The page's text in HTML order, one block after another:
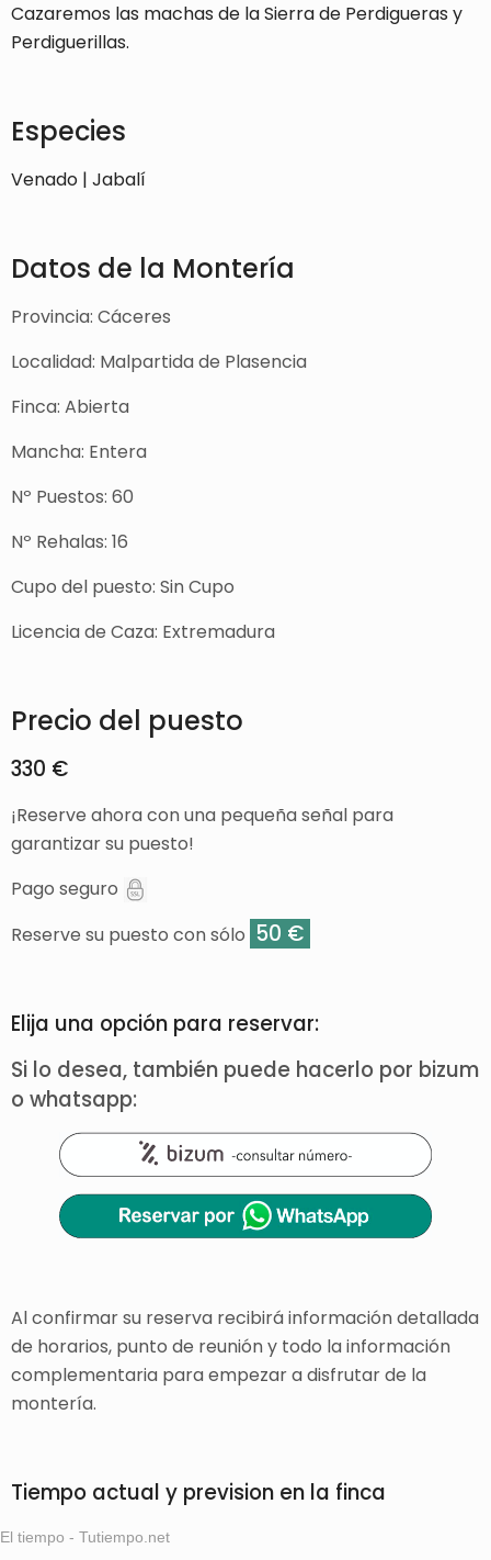
Cazaremos las machas de la Sierra de Perdigueras y
Perdiguerillas.
Especies
Venado | Jabalí
Datos de la Montería
Provincia: Cáceres
Localidad: Malpartida de Plasencia
Finca: Abierta
Mancha: Entera
Nº Puestos: 60
Nº Rehalas: 16
Cupo del puesto: Sin Cupo
Licencia de Caza: Extremadura
Precio del puesto
330 €
¡Reserve ahora con una pequeña señal para
garantizar su puesto!
Pago seguro
Reserve su puesto con sólo 50 €
Elija una opción para reservar:
Si lo desea, también puede hacerlo por bizum
o whatsapp:
Al confirmar su reserva recibirá información detallada
de horarios, punto de reunión y todo la información
complementaria para empezar a disfrutar de la
montería.
Tiempo actual y prevision en la finca
El tiempo - Tutiempo.net